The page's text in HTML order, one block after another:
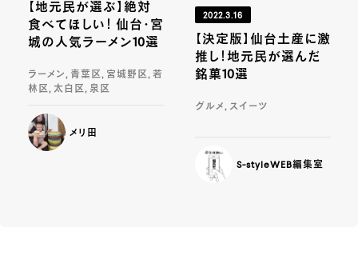
【地元民が選ぶ】絶対
食べてほしい！ 仙台・宮
城の人気ラーメン10選
ラーメン, 青葉区, 宮城野区, 若
林区, 太白区, 泉区
メリ田
2022.3.16
【決定版】仙台土産に激
推し！地元民が選んだ
銘菓10選
グルメ, スイーツ
S-styleWEB編集室